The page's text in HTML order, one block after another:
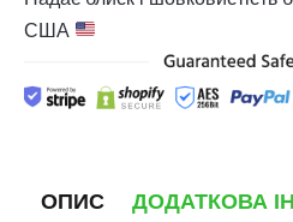
США
ОПИС ДОДАТКОВА